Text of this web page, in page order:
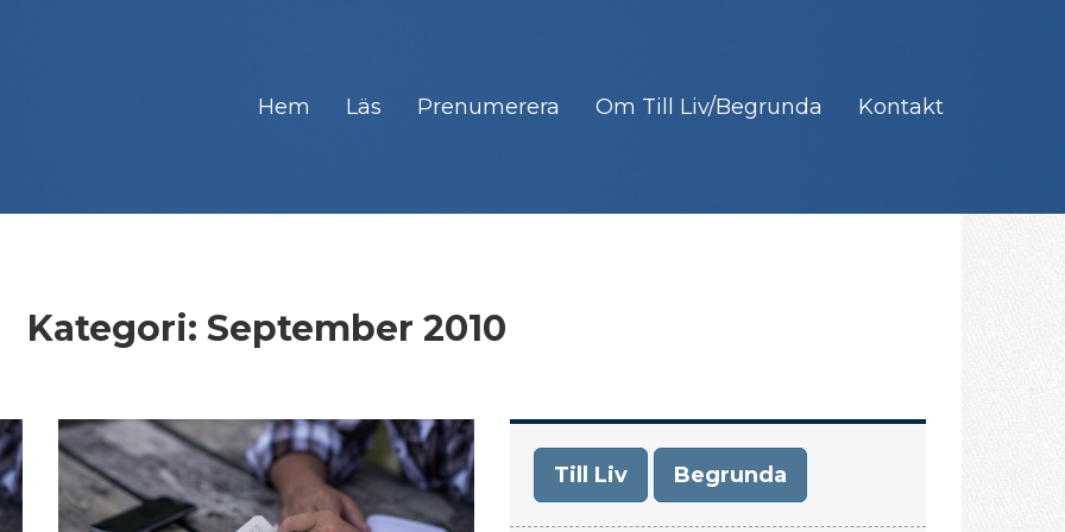
Hem Läs Prenumerera Om Till Liv/Begrunda Kontakt
Kategori: September 2010
Till Liv Begrunda